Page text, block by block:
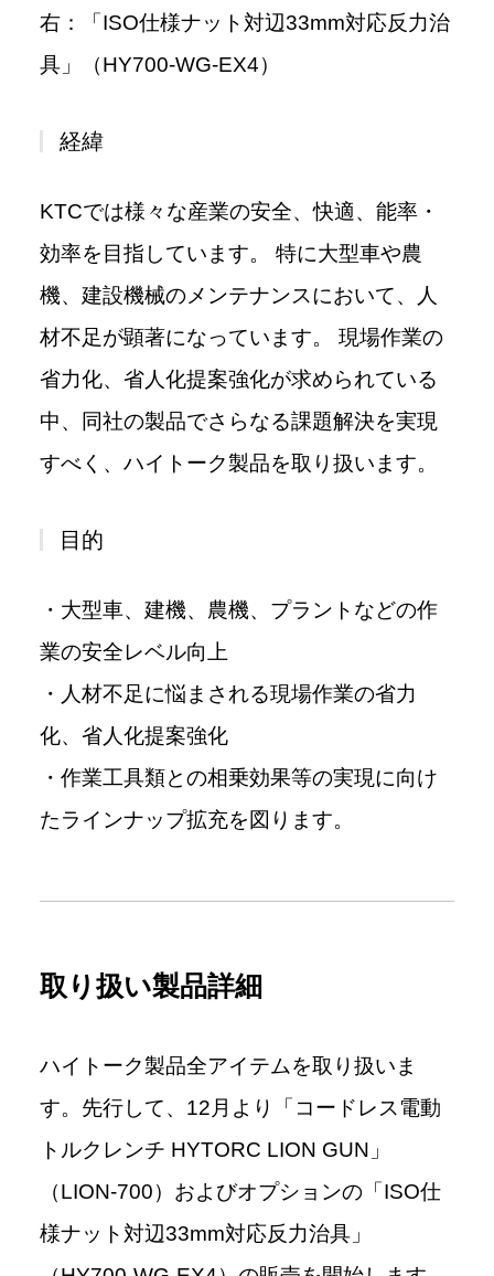
右：「ISO仕様ナット対辺33mm対応反力治
具」（HY700-WG-EX4）
経緯
KTCでは様々な産業の安全、快適、能率・
効率を目指しています。 特に大型車や農
機、建設機械のメンテナンスにおいて、人
材不足が顕著になっています。 現場作業の
省力化、省人化提案強化が求められている
中、同社の製品でさらなる課題解決を実現
すべく、ハイトーク製品を取り扱います。
目的
・大型車、建機、農機、プラントなどの作
業の安全レベル向上
・人材不足に悩まされる現場作業の省力
化、省人化提案強化
・作業工具類との相乗効果等の実現に向け
たラインナップ拡充を図ります。
取り扱い製品詳細
ハイトーク製品全アイテムを取り扱いま
す。先行して、12月より「コードレス電動
トルクレンチ HYTORC LION GUN」
（LION-700）およびオプションの「ISO仕
様ナット対辺33mm対応反力治具」